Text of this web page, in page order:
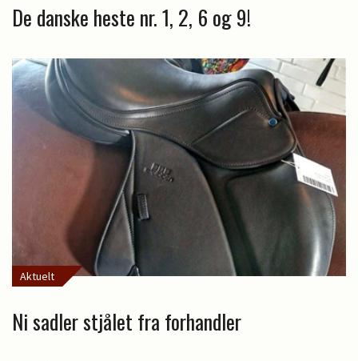
De danske heste nr. 1, 2, 6 og 9!
Aktuelt
Ni sadler stjålet fra forhandler